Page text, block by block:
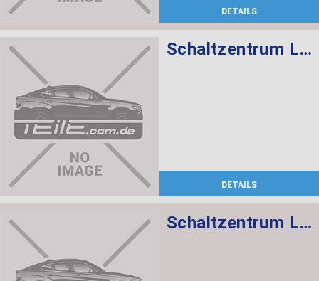
DETAILS
Schaltzentrum Lenksäule
DETAILS
Schaltzentrum Lenksäule